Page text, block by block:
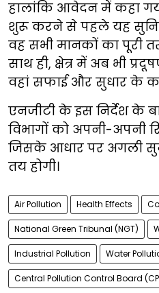
हालांकि आवेदन में कहा
शुरू करने से पहले यह
वह सभी मानकों का पूरी
साथ ही, क्षेत्र में अब भी
वहां सफाई और सुधार के
एनजीटी के इस निर्देश के
विभागों को अपनी-अपनी
जिसके आधार पर अगली
तय होगी।
Air Pollution Health Effects
National Green Tribunal (NGT)
Industrial Pollution Water
Central Pollution Control Board